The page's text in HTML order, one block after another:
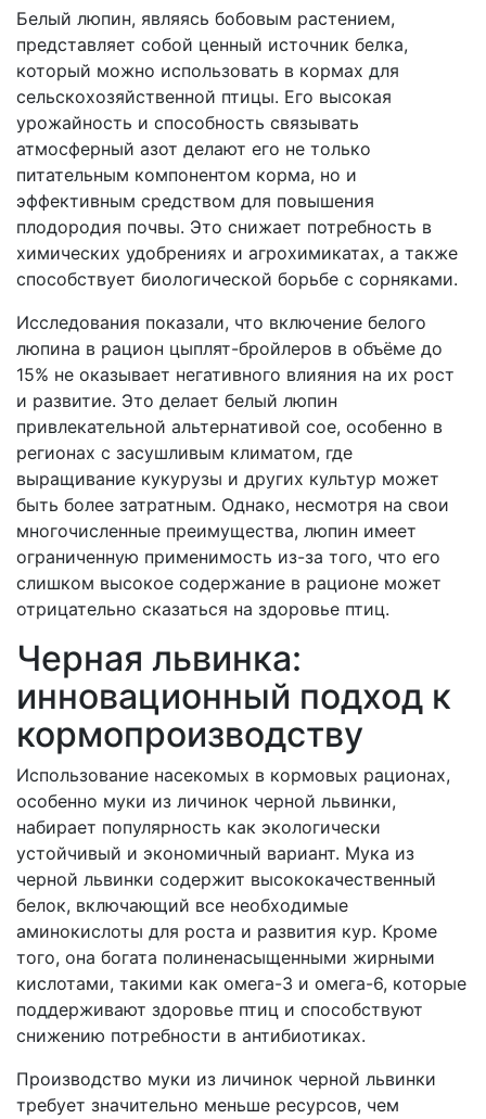
Белый люпин, являясь бобовым растением,
представляет собой ценный источник белка,
который можно использовать в кормах для
сельскохозяйственной птицы. Его высокая
урожайность и способность связывать
атмосферный азот делают его не только
питательным компонентом корма, но и
эффективным средством для повышения
плодородия почвы. Это снижает потребность в
химических удобрениях и агрохимикатах, а также
способствует биологической борьбе с сорняками.
Исследования показали, что включение белого
люпина в рацион цыплят-бройлеров в объёме до
15% не оказывает негативного влияния на их рост
и развитие. Это делает белый люпин
привлекательной альтернативой сое, особенно в
регионах с засушливым климатом, где
выращивание кукурузы и других культур может
быть более затратным. Однако, несмотря на свои
многочисленные преимущества, люпин имеет
ограниченную применимость из-за того, что его
слишком высокое содержание в рационе может
отрицательно сказаться на здоровье птиц.
Черная львинка:
инновационный подход к
кормопроизводству
Использование насекомых в кормовых рационах,
особенно муки из личинок черной львинки,
набирает популярность как экологически
устойчивый и экономичный вариант. Мука из
черной львинки содержит высококачественный
белок, включающий все необходимые
аминокислоты для роста и развития кур. Кроме
того, она богата полиненасыщенными жирными
кислотами, такими как омега-3 и омега-6, которые
поддерживают здоровье птиц и способствуют
снижению потребности в антибиотиках.
Производство муки из личинок черной львинки
требует значительно меньше ресурсов, чем